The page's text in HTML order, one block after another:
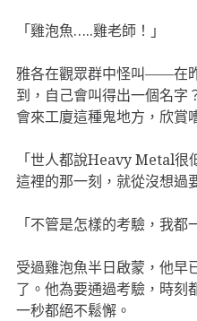
「雞泡魚…..雞老師！」
雅各在觀眾群中怪叫——在
到，自己會叫得出一個名字
會來工廈這種鬼地方，欣賞
「世人都說Heavy Metal
這裡的那一刻，就從沒想過
「不管是怎樣的考驗，我都
受過雞泡魚半日啟蒙，他早
了。他為要通過考驗，時刻
一秒都絕不鬆懈。